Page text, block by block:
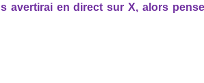
avertirai en direct sur X, alors